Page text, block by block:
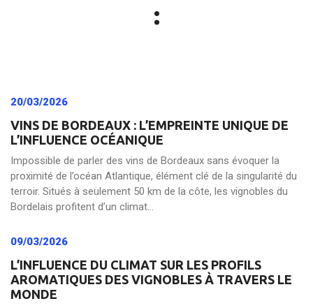
:
20/03/2026
VINS DE BORDEAUX : L’EMPREINTE UNIQUE DE
L’INFLUENCE OCÉANIQUE
Impossible de parler des vins de Bordeaux sans évoquer la
proximité de l’océan Atlantique, élément clé de la singularité du
terroir. Situés à seulement 50 km de la côte, les vignobles du
Bordelais profitent d’un climat...
09/03/2026
L’INFLUENCE DU CLIMAT SUR LES PROFILS
AROMATIQUES DES VIGNOBLES À TRAVERS LE
MONDE